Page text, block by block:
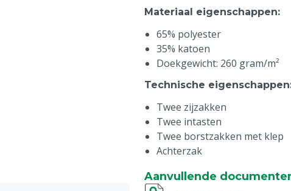
Materiaal eigenschappen:
65% polyester
35% katoen
Doekgewicht: 260 gram/m²
Technische eigenschappen
Twee zijzakken
Twee intasten
Twee borstzakken met klep
Achterzak
Bijzonderheden
Aanvullende